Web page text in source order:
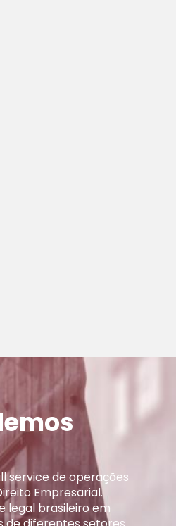
service de operações
Empresarial.
legal brasileiro em